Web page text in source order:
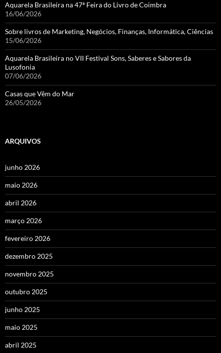
Aquarela Brasileira na 47ª Feira do Livro de Coimbra
16/06/2026
Sobre livros de Marketing, Negócios, Finanças, Informática, Ciências
15/06/2026
Aquarela Brasileira no VII Festival Sons, Saberes e Sabores da
Lusofonia
07/06/2026
Casas que Vêm do Mar
26/05/2026
ARQUIVOS
junho 2026
maio 2026
abril 2026
março 2026
fevereiro 2026
dezembro 2025
novembro 2025
outubro 2025
junho 2025
maio 2025
abril 2025